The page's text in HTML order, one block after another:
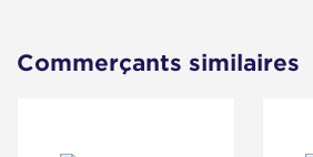
Commerçants similaires